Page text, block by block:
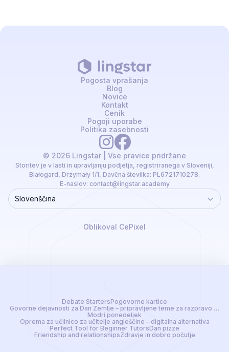
© 2026 Lingstar | Vse pravice pridržane
Storitev je v lasti in upravljanju podjetja, registriranega v Sloveniji,
Białogard, Drzymały 1/1, Davčna številka: PL6721710278.
E-naslov: contact@lingstar.academy
Pogosta vprašanja
Blog
Novice
Kontakt
Cenik
Pogoji uporabe
Politika zasebnosti
Language
Slovenščina
Oblikoval CePixel
Debate StartersPogovorne kartice
Govorne dejavnosti za Dan Zemlje – pripravljene teme za razpravo za
Modri ponedeljek
Oprema za učilnico za učitelje angleščine – digitalna alternativa
Perfect Tool for Beginner TutorsDan pizze
Friendship and relationshipsZdravje in dobro počutje